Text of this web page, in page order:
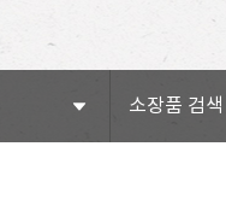
소장품 검색